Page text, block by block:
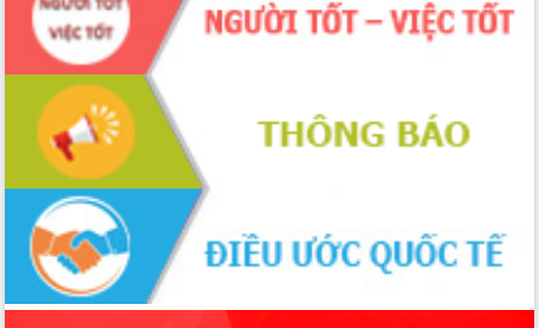
Gặp mặt các cơ quan báo chí nhân Kỷ
niệm 101 năm Ngày Báo chí Cách
mạng Việt Nam
Đắk Lắk sơ kết 4 năm triển khai thực
hiện Đề án 06 của Chính phủ
Họp báo thông tin về Hội nghị Công bố
Quy hoạch và Xúc tiến đầu tư tỉnh Đắk
Khơi thông điểm nghẽn, đẩy nhanh
giải ngân vốn khắc phục thiên tai
HĐND tỉnh thông qua điều chỉnh Quy
hoạch tỉnh thời kỳ 2021-2030